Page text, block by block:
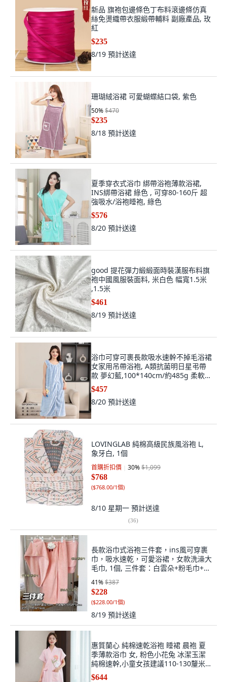
新品 旗袍包邊條色丁布料滾邊條仿真
絲免燙織帶衣服緞帶輔料 副廠產品, 玫
紅
$235
8/19 預計送達
珊瑚絨浴裙 可愛蝴蝶結口袋, 紫色
50%$470
$235
8/18 預計送達
夏季穿衣式浴巾 綁帶浴袍薄款浴裙,
INS綁帶浴裙 綠色 , 可穿80-160斤 超
強吸水/浴袍睡袍, 綠色
$576
8/20 預計送達
good 提花彈力緞緞面時裝漢服布料旗
袍中國風服裝面料, 米白色 幅寬1.5米
,1.5米
$461
8/19 預計送達
浴巾可穿可裹長款吸水速幹不掉毛浴裙
女家用吊帶浴袍, A類抗菌明日星弔帶
款 夢幻藍,100*140cm/約485g 柔軟不
掉, 夢幻藍
$457
8/20 預計送達
LOVINGLAB 純棉高級民族風浴袍 L,
象牙白, 1個
首購折扣價 30%$1,099
$768
($768.00/1個)
8/10 星期一 預計送達
(36)
長款浴巾式浴袍三件套，ins風可穿裹
巾，吸水速乾，可愛浴裙，女款洗澡大
毛巾, 1個, 三件套：白雲朵+粉毛巾+粉
41%$387
$228
($228.00/1個)
8/19 預計送達
惠質蘭心 純棉速乾浴袍 睡裙 晨袍 夏
季薄款浴巾 女, 粉色小花兔 冰潔玉潔
純棉速幹,小童女孩建議110-130釐米,
粉色小花兔, 冰潔玉潔
$644